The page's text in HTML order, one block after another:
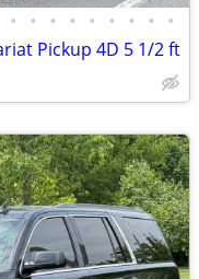
• • • • • • • • •
Pickup 4D 5 1/2 ft